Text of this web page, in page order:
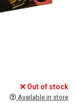
Out of stock
Available in store